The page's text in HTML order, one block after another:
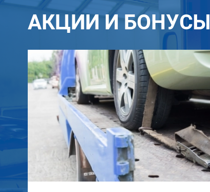
АКЦИИ И БОНУСЫ